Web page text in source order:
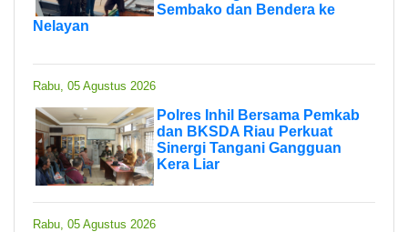
Sembako dan Bendera ke
Nelayan
Rabu, 05 Agustus 2026
Polres Inhil Bersama Pemkab
dan BKSDA Riau Perkuat
Sinergi Tangani Gangguan
Kera Liar
Rabu, 05 Agustus 2026